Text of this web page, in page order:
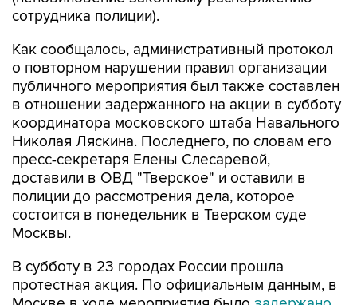
сотрудника полиции).
Как сообщалось, административный протокол
о повторном нарушении правил организации
публичного мероприятия был также составлен
в отношении задержанного на акции в субботу
координатора московского штаба Навального
Николая Ляскина. Последнего, по словам его
пресс-секретаря Елены Слесаревой,
доставили в ОВД "Тверское" и оставили в
полиции до рассмотрения дела, которое
состоится в понедельник в Тверском суде
Москвы.
В субботу в 23 городах России прошла
протестная акция. По официальным данным, в